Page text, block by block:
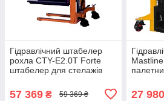
Гідравлічний штабелер
рохла CTY-E2.0T Forte
штабелер для стелажів
57 369 ₴ 59 369 ₴ 27 980